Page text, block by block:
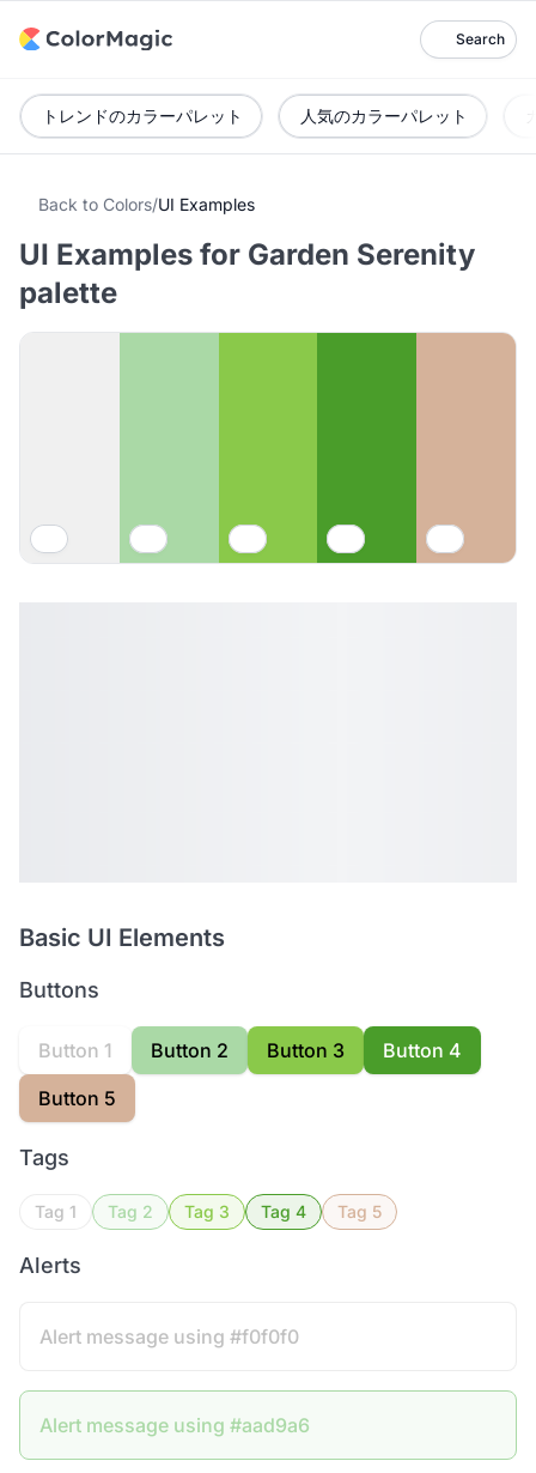
Search
トレンドのカラーパレット 人気のカラーパレット
Back to Colors/UI Examples
UI Examples for Garden Serenity
palette
Basic UI Elements
Buttons
Button 1 Button 2 Button 3
Button 4
Button 5
Tags
Tag 1 Tag 2 Tag 3 Tag 4 Tag 5
Alerts
Alert message using #f0f0f0
Alert message using #aad9a6